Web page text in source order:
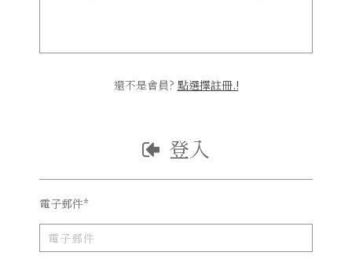
還不是會員? 點選擇註冊.!
登入
電子郵件*